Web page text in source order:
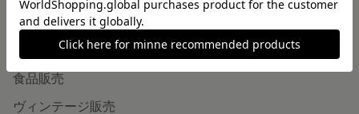
作品販売について
minneで売りたい
食品販売
ヴィンテージ販売